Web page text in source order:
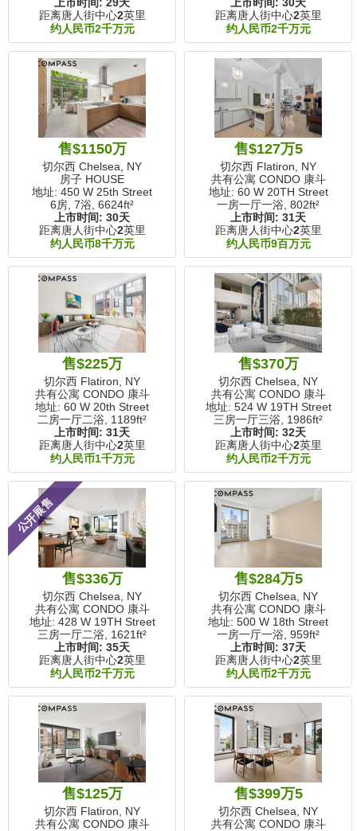
距离唐人街中心2英里
约人民币2千万元
距离唐人街中心2英里
约人民币2千万元
售$1150万
切尔西 Chelsea, NY
房子 HOUSE
地址: 450 W 25th Street
6房, 7浴, 6624ft²
上市时间: 30天
距离唐人街中心2英里
约人民币8千万元
售$127万5
切尔西 Flatiron, NY
共有公寓 CONDO 康斗
地址: 60 W 20TH Street
一房一厅一浴, 802ft²
上市时间: 31天
距离唐人街中心2英里
约人民币9百万元
售$225万
切尔西 Flatiron, NY
共有公寓 CONDO 康斗
地址: 60 W 20th Street
二房一厅二浴, 1189ft²
上市时间: 31天
距离唐人街中心2英里
约人民币1千万元
售$370万
切尔西 Chelsea, NY
共有公寓 CONDO 康斗
地址: 524 W 19TH Street
三房一厅三浴, 1986ft²
上市时间: 32天
距离唐人街中心2英里
约人民币2千万元
公开展售
售$336万
切尔西 Chelsea, NY
共有公寓 CONDO 康斗
地址: 428 W 19TH Street
三房一厅二浴, 1621ft²
上市时间: 35天
距离唐人街中心2英里
约人民币2千万元
售$284万5
切尔西 Chelsea, NY
共有公寓 CONDO 康斗
地址: 500 W 18th Street
一房一厅一浴, 959ft²
上市时间: 37天
距离唐人街中心2英里
约人民币2千万元
售$125万
切尔西 Flatiron, NY
共有公寓 CONDO 康斗
售$399万5
切尔西 Chelsea, NY
共有公寓 CONDO 康斗